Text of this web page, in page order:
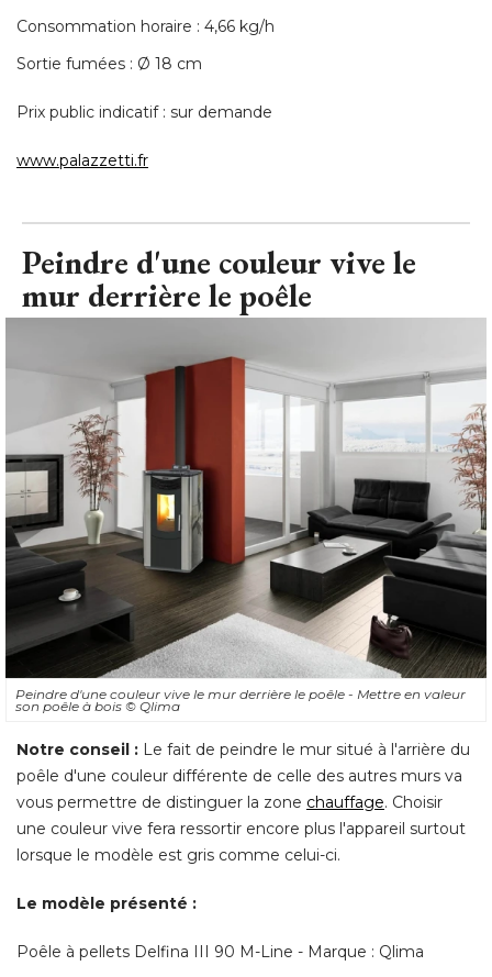
Consommation horaire : 4,66 kg/h
Sortie fumées : Ø 18 cm
Prix public indicatif : sur demande
www.palazzetti.fr
Peindre d'une couleur vive le
mur derrière le poêle
Peindre d'une couleur vive le mur derrière le poêle - Mettre en valeur
son poêle à bois © Qlima
Notre conseil : Le fait de peindre le mur situé à l'arrière du
poêle d'une couleur différente de celle des autres murs va
vous permettre de distinguer la zone chauffage. Choisir
une couleur vive fera ressortir encore plus l'appareil surtout
lorsque le modèle est gris comme celui-ci.
Le modèle présenté :
Poêle à pellets Delfina III 90 M-Line - Marque : Qlima